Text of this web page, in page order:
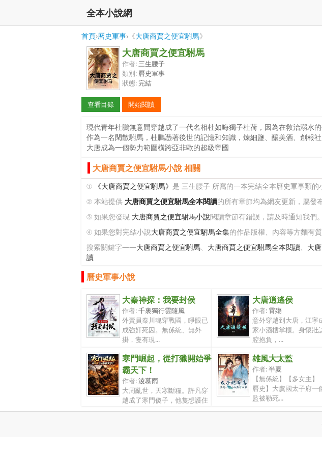
全本小說網
首頁›曆史軍事›《大唐商賈之便宜駙馬》
大唐商賈之便宜駙馬
作者:三生腰子
類別: 曆史軍事
狀態: 完結
查看目錄 開始閱讀
現代青年杜鵬無意間穿越成了一代名相杜如晦獨子杜荷，因為在救治溺水
作為一名閑散駙馬，杜鵬憑著後世的記憶和知識，煉細鹽、釀美酒、創報
大唐成為一個勢力範圍橫跨亞非歐的超級帝國
大唐商賈之便宜駙馬小說 相關
① 《大唐商賈之便宜駙馬》 是 三生腰子 所寫的一本完結全本曆史軍事類的
② 本站提供 大唐商賈之便宜駙馬全本閱讀的所有章節均為網友更新，屬發
③ 如果您發現 大唐商賈之便宜駙馬小說閱讀章節有錯誤，請及時通知我們
④ 如果您對完結小說大唐商賈之便宜駙馬全集的作品版權、內容等方麵有
搜索關鍵字——大唐商賈之便宜駙馬、 大唐商賈之便宜駙馬全本閱讀、 大
讀
曆史軍事小說
大秦神探：我要封侯
作者:千裏獨行雲隨風
外賣員秦川魂穿戰國，睜眼已
成強奸死囚。無係統、無外
掛，隻有現...
大唐逍遙侯
作者: 霄殤
意外穿越到大唐，江寧
家小酒樓掌櫃。身懷壯
腔抱負，...
寒門崛起，從打獵開始爭
霸天下！
作者:淩慕雨
大周亂世，天寒斷糧。許凡穿
越成了寒門傻子，他隻想護住
寡嫂，進...
雄風大太監
作者:半夏
【無係統】【多女主】
曆史】大虞國太子府一
監被勒死...